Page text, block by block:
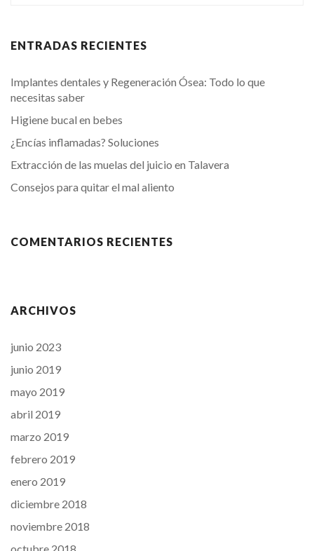
ENTRADAS RECIENTES
Implantes dentales y Regeneración Ósea: Todo lo que
necesitas saber
Higiene bucal en bebes
¿Encías inflamadas? Soluciones
Extracción de las muelas del juicio en Talavera
Consejos para quitar el mal aliento
COMENTARIOS RECIENTES
ARCHIVOS
junio 2023
junio 2019
mayo 2019
abril 2019
marzo 2019
febrero 2019
enero 2019
diciembre 2018
noviembre 2018